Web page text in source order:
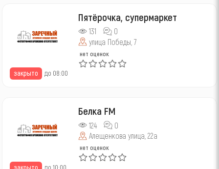
закрыто до 08:00
Пятёрочка, супермаркет
131
0
улица Победы, 7
нет оценок
закрыто до 10:00
Белка FM
124
0
Алещенкова улица, 22а
нет оценок